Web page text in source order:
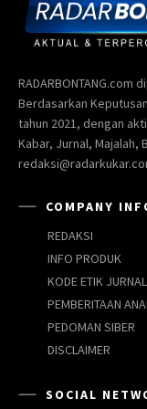
RADARBONTANG.com
Berdasarkan
tahun 2021, dengan
Kabar, Jurnal, Majalah,
COMPANY
REDAKSI
INFO PRODUK
KODE ETIK
PEMBERITAAN
PEDOMAN SIBER
DISCLAIMER
SOCIAL